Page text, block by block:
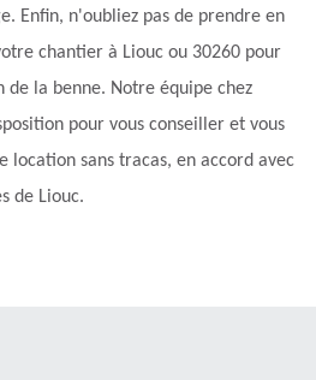
Enfin, n'oubliez pas de prendre en
chantier à Liouc ou 30260 pour
de la benne. Notre équipe chez
pour vous conseiller et vous
location sans tracas, en accord avec
de Liouc.